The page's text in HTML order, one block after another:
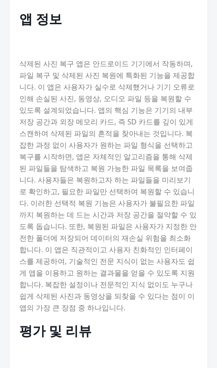
앱 정보
삭제된 사진 복구 앱은 안드로이드 기기에서 작동하며,
파일 복구 및 삭제된 사진 복원에 특화된 기능을 제공합
니다. 이 앱은 사용자가 실수로 삭제했거나 기기 오류로
인해 손실된 사진, 동영상, 오디오 파일 등을 복원할 수
있도록 설계되었습니다. 앱의 핵심 기능은 기기의 내부
저장 공간과 외장 메모리 카드, 즉 SD 카드를 깊이 있게
스캔하여 삭제된 파일의 흔적을 찾아내는 것입니다. 복
잡한 과정 없이 사용자가 원하는 파일 형식을 선택하고
복구를 시작하면, 앱은 자체적인 알고리즘을 통해 삭제
된 파일들을 탐색하고 복원 가능한 파일 목록을 보여줍
니다. 사용자들은 복원하고자 하는 파일들을 미리보기
로 확인하고, 필요한 파일만 선택하여 복원할 수 있습니
다. 이러한 선택적 복원 기능은 사용자가 불필요한 파일
까지 복원하는 데 드는 시간과 저장 공간을 절약할 수 있
도록 돕습니다. 또한, 복원된 파일은 사용자가 지정한 안
전한 폴더에 저장되어 데이터의 재손실 위험을 최소화
합니다. 이 앱은 직관적이고 사용자 친화적인 인터페이
스를 제공하여, 기술적인 전문 지식이 없는 사용자도 쉽
게 앱을 이용하고 원하는 결과물을 얻을 수 있도록 지원
합니다. 복잡한 설정이나 전문적인 지식 없이도 누구나
쉽게 삭제된 사진과 동영상을 되찾을 수 있다는 점이 이
앱의 가장 큰 장점 중 하나입니다.
평가 및 리뷰